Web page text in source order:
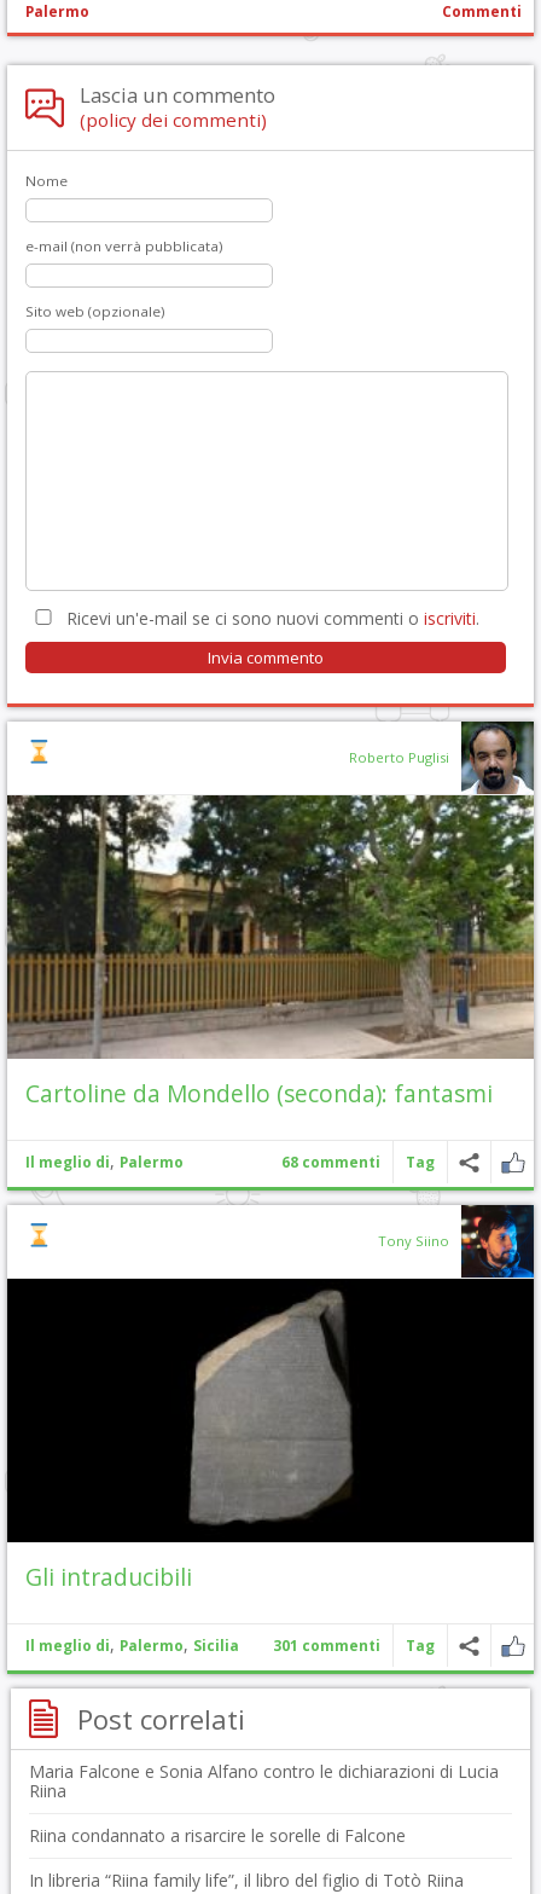
Palermo Commenti
Lascia un commento
(policy dei commenti)
Nome
e-mail (non verrà pubblicata)
Sito web (opzionale)
Ricevi un'e-mail se ci sono nuovi commenti o iscriviti.
Roberto Puglisi
Cartoline da Mondello (seconda): fantasmi
Il meglio di, Palermo 68 commenti Tag
Tony Siino
Gli intraducibili
Il meglio di, Palermo, Sicilia 301 commenti Tag
Post correlati
Maria Falcone e Sonia Alfano contro le dichiarazioni di Lucia
Riina
Riina condannato a risarcire le sorelle di Falcone
In libreria “Riina family life”, il libro del figlio di Totò Riina